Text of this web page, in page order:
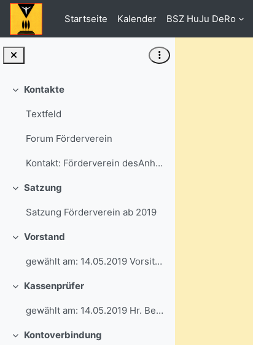
Zum Hauptinhalt
Startseite
Kalender BSZ HuJu DeRo
Einklappen
Kontakte
Textfeld
Forum Förderverein
Kontakt: Förderverein desAnhaltischen Berufsschul...
Einklappen
Satzung
Satzung Förderverein ab 2019
Einklappen
Vorstand
gewählt am: 14.05.2019 Vorsitzende Fr....
Einklappen
Kassenprüfer
gewählt am: 14.05.2019 Hr. BernsteinHr. Kard
Einklappen
Kontoverbindung